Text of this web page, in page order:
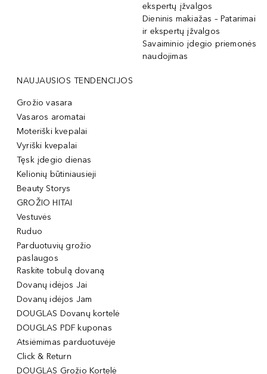
ekspertų įžvalgos
Dieninis makiažas – Patarimai
ir ekspertų įžvalgos
Savaiminio įdegio priemonės
naudojimas
NAUJAUSIOS TENDENCIJOS
Grožio vasara
Vasaros aromatai
Moteriški kvepalai
Vyriški kvepalai
Tęsk įdegio dienas
Kelionių būtiniausieji
Beauty Storys
GROŽIO HITAI
Vestuvės
Ruduo
Parduotuvių grožio
paslaugos
Raskite tobulą dovaną
Dovanų idėjos Jai
Dovanų idėjos Jam
DOUGLAS Dovanų kortelė
DOUGLAS PDF kuponas
Atsiėmimas parduotuvėje
Click & Return
DOUGLAS Grožio Kortelė